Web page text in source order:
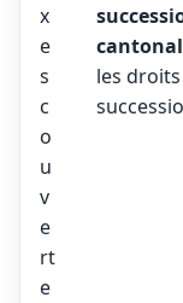
x
e
s
c
o
u
v
e
rt
e
les